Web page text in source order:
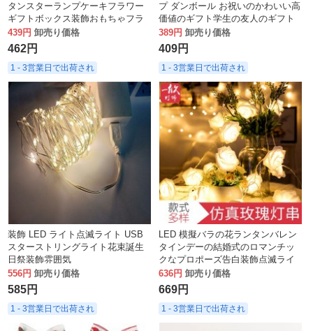
タンスターランプケーキフラワー
ギフトボックス装飾おもちゃフラ
ッシュライトストリング
439円 卸売り価格
462円
1 - 3営業日で出荷され
プ ダンボール お祝いのかわいい高
価値のギフト学生の友人のギフト
親友
389円 卸売り価格
409円
1 - 3営業日で出荷され
装飾 LED ライト点滅ライト USB
スターストリングライト花束誕生
日祭装飾雰囲気
556円 卸売り価格
585円
1 - 3営業日で出荷され
LED 模擬バラの花ランタンバレン
タインデーの結婚式のロマンチッ
クなプロポーズ告白装飾点滅ライ
ト電池ボックスライトストリング
636円 卸売り価格
669円
1 - 3営業日で出荷され